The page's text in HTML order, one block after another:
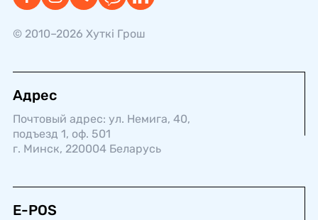
Адрес
Почтовый адрес: ул. Немига, 40,
подъезд 1, оф. 501
г. Минск, 220004 Беларусь
E-POS
© 2010–2026 Хуткi Грош